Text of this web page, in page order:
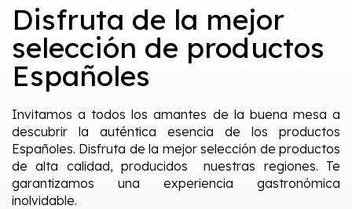
Disfruta de la mejor
selección de productos
Españoles
Invitamos a todos los amantes de la buena mesa a
descubrir la auténtica esencia de los productos
Españoles. Disfruta de la mejor selección de productos
de alta calidad, producidos nuestras regiones. Te
garantizamos una experiencia gastronómica
inolvidable.